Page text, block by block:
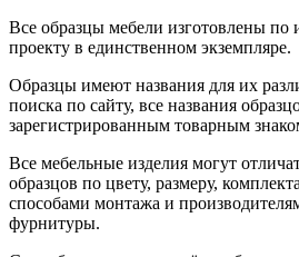
Все образцы мебели изготовлены по
проекту в единственном экземпляре.
Образцы имеют названия для их
поиска по сайту, все названия
зарегистрированным товарным
Все мебельные изделия могут
образцов по цвету, размеру,
способами монтажа и
фурнитуры.